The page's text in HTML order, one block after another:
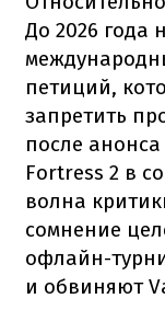
До 2026 года
петиций,
запретить
после анонса
Fortress 2 в
волна
сомнение
офлайн-
и обвиняют